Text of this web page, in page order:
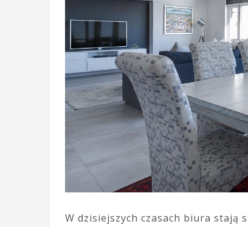
W dzisiejszych czasach biura stają